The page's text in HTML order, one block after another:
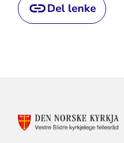
Del lenke